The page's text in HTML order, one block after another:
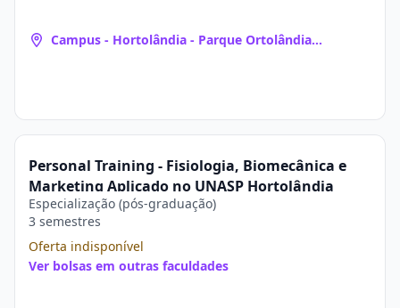
Campus - Hortolândia - Parque Ortolândia
Personal Training - Fisiologia, Biomecânica e
Marketing Aplicado no UNASP Hortolândia
Especialização (pós-graduação)
3 semestres
Oferta indisponível
Ver bolsas em outras faculdades